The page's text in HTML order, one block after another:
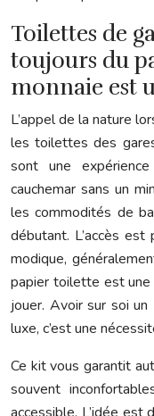
Toilettes de
toujours du
monnaie est
L’appel de la nature
les toilettes des
sont une
cauchemar sans un
les commodités de
débutant. L’accès
modique,
papier toilette est
jouer. Avoir sur soi un
luxe, c’est une
Ce kit vous garantit
souvent
accessible. L’idée est